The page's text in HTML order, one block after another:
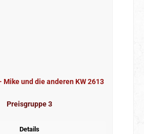
Mike und die anderen KW 2613
Preisgruppe 3
Details